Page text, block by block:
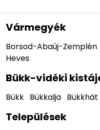
Vármegyék
Borsod-Abaúj-Zemplén
Heves
Bükk-vidéki
Bükk Bükkalja Bükkhát
Települések